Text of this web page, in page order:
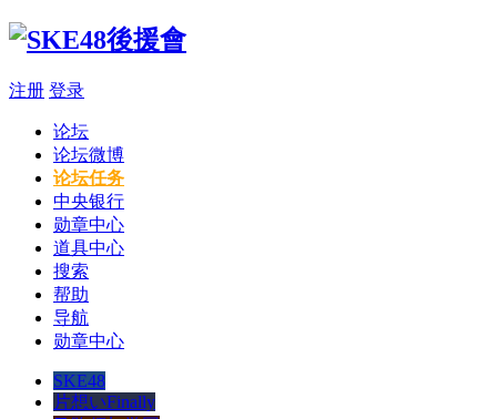
注册 登录
论坛
论坛微博
论坛任务
中央银行
勋章中心
道具中心
搜索
帮助
导航
勋章中心
SKE48
片想いFinally